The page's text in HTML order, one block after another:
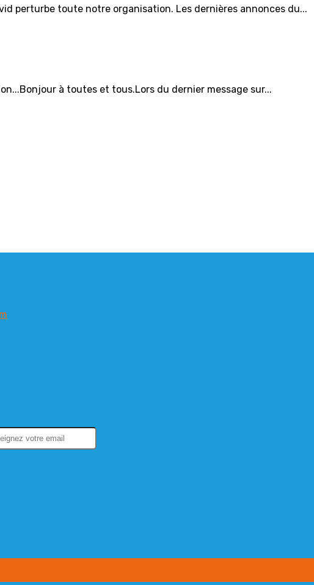
perturbe toute notre organisation. Les dernières annonces du...
à toutes et tous.Lors du dernier message sur...